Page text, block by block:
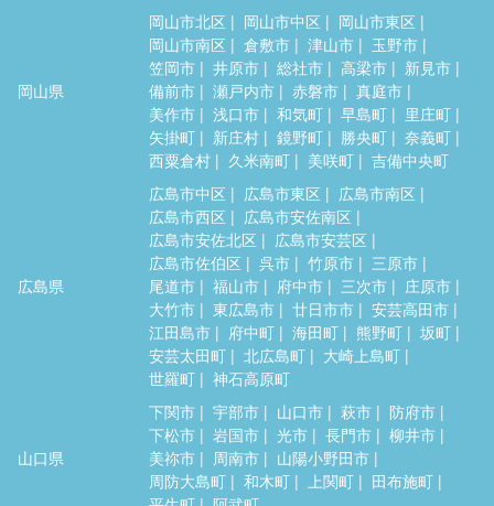
岡山県
岡山市北区 岡山市中区
岡山市東区
岡山市南区
倉敷市 津山市
玉野市
笠岡市
井原市 総社市 高梁市
新見市
備前市
瀬戸内市 赤磐市
真庭市
美作市
浅口市 和気町 早島町
里庄町
矢掛町
新庄村 鏡野町 勝央町
奈義町
西粟倉村
久米南町 美咲町 吉備中央町
広島県
広島市中区 広島市東区
広島市南区
広島市西区
広島市安佐南区
広島市安佐北区
広島市安芸区
広島市佐伯区
呉市 竹原市
三原市
尾道市
福山市 府中市 三次市
庄原市
大竹市
東広島市 廿日市市
安芸高田市
江田島市
府中町 海田町 熊野町
坂町
安芸太田町
北広島町
大崎上島町
世羅町
神石高原町
山口県
下関市 宇部市 山口市 萩市
防府市
下松市
岩国市 光市 長門市
柳井市
美祢市
周南市
山陽小野田市
周防大島町
和木町 上関町
田布施町